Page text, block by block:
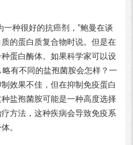
一种很好的抗癌剂，”鲍曼在谈
的蛋白质复合物时说。但是在
蛋白酶体。如果科学家可以设
有不同的盐孢菌胺会怎样？一
效果不佳，但在抑制免疫蛋白
盐孢菌胺可能是一种高度选择
方法，这种疾病会导致免疫系
。